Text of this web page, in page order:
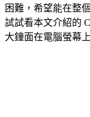
困難，希望能在整
試試看本文介紹的
大鐘面在電腦螢幕